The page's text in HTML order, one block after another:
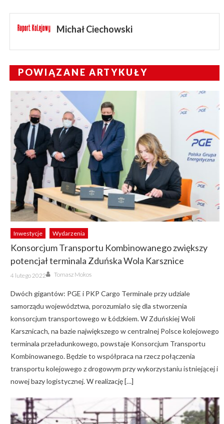
Michał Ciechowski
POWIĄZANE ARTYKUŁY
Inwestycje Wydarzenia
Konsorcjum Transportu Kombinowanego zwiększy
potencjał terminala Zduńska Wola Karsznice
Posted
on
4 lutego 2022 Author
Tomasz Mokos
Dwóch gigantów: PGE i PKP Cargo Terminale przy udziale
samorządu województwa, porozumiało się dla stworzenia
konsorcjum transportowego w Łódzkiem. W Zduńskiej Woli
Karsznicach, na bazie największego w centralnej Polsce kolejowego
terminala przeładunkowego, powstaje Konsorcjum Transportu
Kombinowanego. Będzie to współpraca na rzecz połączenia
transportu kolejowego z drogowym przy wykorzystaniu istniejącej i
nowej bazy logistycznej. W realizację […]